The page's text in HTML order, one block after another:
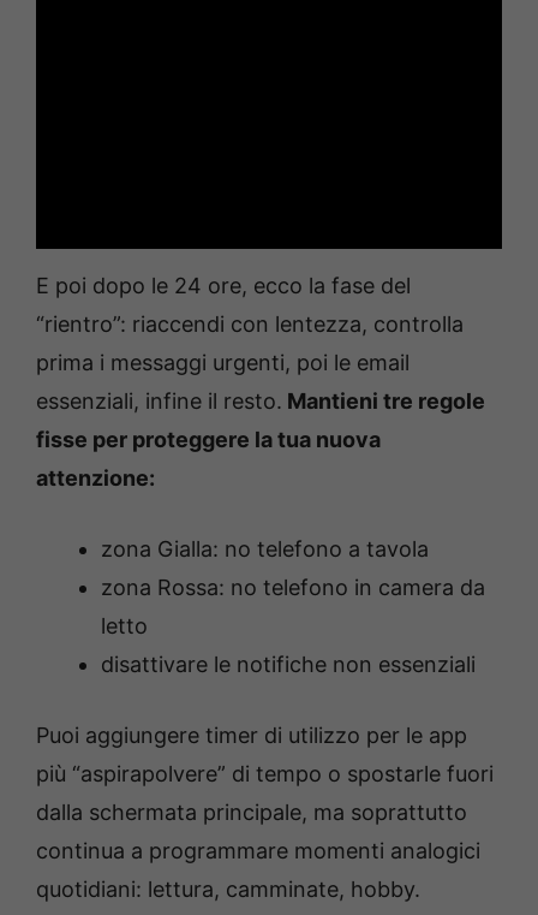
E poi dopo le 24 ore, ecco la fase del
“rientro”: riaccendi con lentezza, controlla
prima i messaggi urgenti, poi le email
essenziali, infine il resto. Mantieni tre regole
fisse per proteggere la tua nuova
attenzione:
zona Gialla: no telefono a tavola
zona Rossa: no telefono in camera da
letto
disattivare le notifiche non essenziali
Puoi aggiungere timer di utilizzo per le app
più “aspirapolvere” di tempo o spostarle fuori
dalla schermata principale, ma soprattutto
continua a programmare momenti analogici
quotidiani: lettura, camminate, hobby.